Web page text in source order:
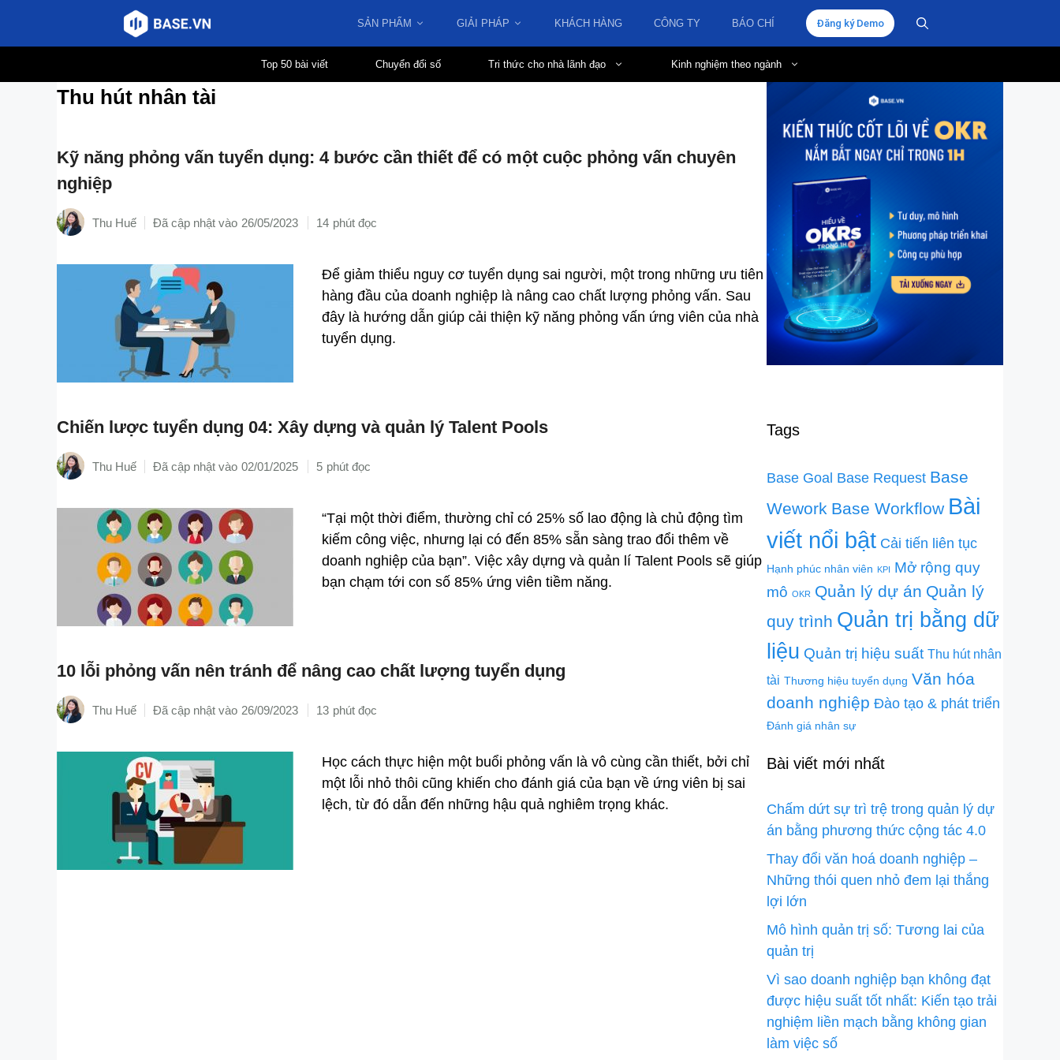
SẢN PHẨM GIẢI PHÁP KHÁCH HÀNG CÔNG TY BÁO CHÍ Đăng ký Demo
Top 50 bài viết Chuyển đổi số Tri thức cho nhà lãnh đạo Kinh nghiệm theo ngành
Thu hút nhân tài
Kỹ năng phỏng vấn tuyển dụng: 4 bước cần thiết để có một cuộc phỏng vấn chuyên
nghiệp
Thu Huế 26/05/2023 14
Để giảm thiểu nguy cơ tuyển dụng sai người, một trong những ưu tiên
hàng đầu của doanh nghiệp là nâng cao chất lượng phỏng vấn. Sau
đây là hướng dẫn giúp cải thiện kỹ năng phỏng vấn ứng viên của nhà
tuyển dụng.
Chiến lược tuyển dụng 04: Xây dựng và quản lý Talent Pools
Thu Huế 02/01/2025 5
“Tại một thời điểm, thường chỉ có 25% số lao động là chủ động tìm
kiếm công việc, nhưng lại có đến 85% sẵn sàng trao đổi thêm về
doanh nghiệp của bạn”. Việc xây dựng và quản lí Talent Pools sẽ giúp
bạn chạm tới con số 85% ứng viên tiềm năng.
10 lỗi phỏng vấn nên tránh để nâng cao chất lượng tuyển dụng
Thu Huế 26/09/2023 13
Học cách thực hiện một buổi phỏng vấn là vô cùng cần thiết, bởi chỉ
một lỗi nhỏ thôi cũng khiến cho đánh giá của bạn về ứng viên bị sai
lệch, từ đó dẫn đến những hậu quả nghiêm trọng khác.
Tags
Base Goal Base Request Base
Wework Base Workflow Bài
viết nổi bật Cải tiến liên tục
Hạnh phúc nhân viên KPI Mở rộng quy
mô OKR Quản lý dự án Quản lý
quy trình Quản trị bằng dữ
liệu Quản trị hiệu suất Thu hút nhân
tài Thương hiệu tuyển dụng Văn hóa
doanh nghiệp Đào tạo & phát triển
Đánh giá nhân sự
Bài viết mới nhất
Chấm dứt sự trì trệ trong quản lý dự
án bằng phương thức cộng tác 4.0
Thay đổi văn hoá doanh nghiệp –
Những thói quen nhỏ đem lại thắng
lợi lớn
Mô hình quản trị số: Tương lai của
quản trị
Vì sao doanh nghiệp bạn không đạt
được hiệu suất tốt nhất: Kiến tạo trải
nghiệm liền mạch bằng không gian
làm việc số